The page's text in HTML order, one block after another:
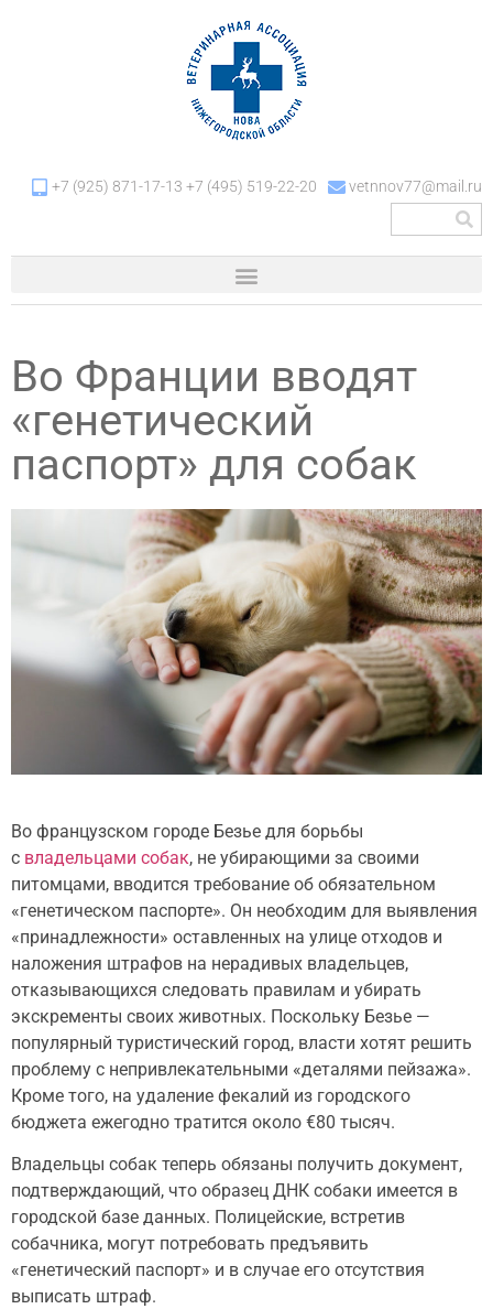
+7 (925) 871-17-13 +7 (495) 519-22-20 vetnnov77@mail.ru
Во Франции вводят
«генетический
паспорт» для собак
Во французском городе Безье для борьбы
с владельцами собак, не убирающими за своими
питомцами, вводится требование об обязательном
«генетическом паспорте». Он необходим для выявления
«принадлежности» оставленных на улице отходов и
наложения штрафов на нерадивых владельцев,
отказывающихся следовать правилам и убирать
экскременты своих животных. Поскольку Безье —
популярный туристический город, власти хотят решить
проблему с непривлекательными «деталями пейзажа».
Кроме того, на удаление фекалий из городского
бюджета ежегодно тратится около €80 тысяч.
Владельцы собак теперь обязаны получить документ,
подтверждающий, что образец ДНК собаки имеется в
городской базе данных. Полицейские, встретив
собачника, могут потребовать предъявить
«генетический паспорт» и в случае его отсутствия
выписать штраф.